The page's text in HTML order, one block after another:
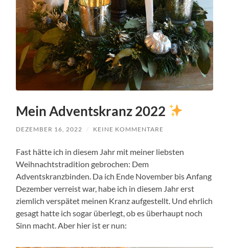
Mein Adventskranz 2022
DEZEMBER 16, 2022 / KEINE KOMMENTARE
Fast hätte ich in diesem Jahr mit meiner liebsten
Weihnachtstradition gebrochen: Dem
Adventskranzbinden. Da ich Ende November bis Anfang
Dezember verreist war, habe ich in diesem Jahr erst
ziemlich verspätet meinen Kranz aufgestellt. Und ehrlich
gesagt hatte ich sogar überlegt, ob es überhaupt noch
Sinn macht. Aber hier ist er nun: